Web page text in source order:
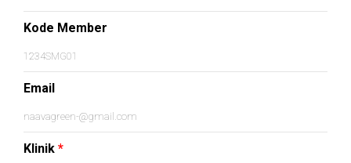
Kode Member
Email
Klinik *